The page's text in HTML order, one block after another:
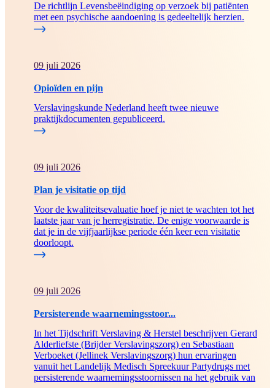
De richtlijn Levensbeëindiging op verzoek bij patiënten
met een psychische aandoening is gedeeltelijk herzien.
09 juli 2026
Opioïden en pijn
Verslavingskunde Nederland heeft twee nieuwe
praktijkdocumenten gepubliceerd.
09 juli 2026
Plan je visitatie op tijd
Voor de kwaliteitsevaluatie hoef je niet te wachten tot het
laatste jaar van je herregistratie. De enige voorwaarde is
dat je in de vijfjaarlijkse periode één keer een visitatie
doorloopt.
09 juli 2026
Persisterende waarnemingsstoor...
In het Tijdschrift Verslaving & Herstel beschrijven Gerard
Alderliefste (Brijder Verslavingszorg) en Sebastiaan
Verboeket (Jellinek Verslavingszorg) hun ervaringen
vanuit het Landelijk Medisch Spreekuur Partydrugs met
persisterende waarnemingsstoornissen na het gebruik van